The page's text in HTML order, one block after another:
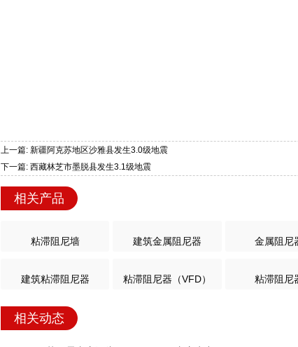
上一篇: 新疆阿克苏地区沙雅县发生3.0级地震
下一篇: 西藏林芝市墨脱县发生3.1级地震
相关产品
粘滞阻尼墙 建筑金属阻尼器 金属阻尼
建筑粘滞阻尼器 粘滞阻尼器（VFD） 粘滞阻尼
相关动态